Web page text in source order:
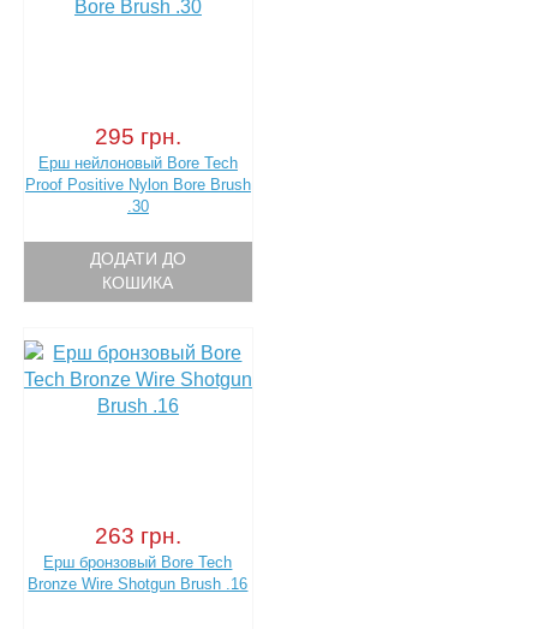
295 грн.
Ерш нейлоновый Bore Tech
Proof Positive Nylon Bore Brush
.30
ДОДАТИ ДО
КОШИКА
263 грн.
Ерш бронзовый Bore Tech
Bronze Wire Shotgun Brush .16